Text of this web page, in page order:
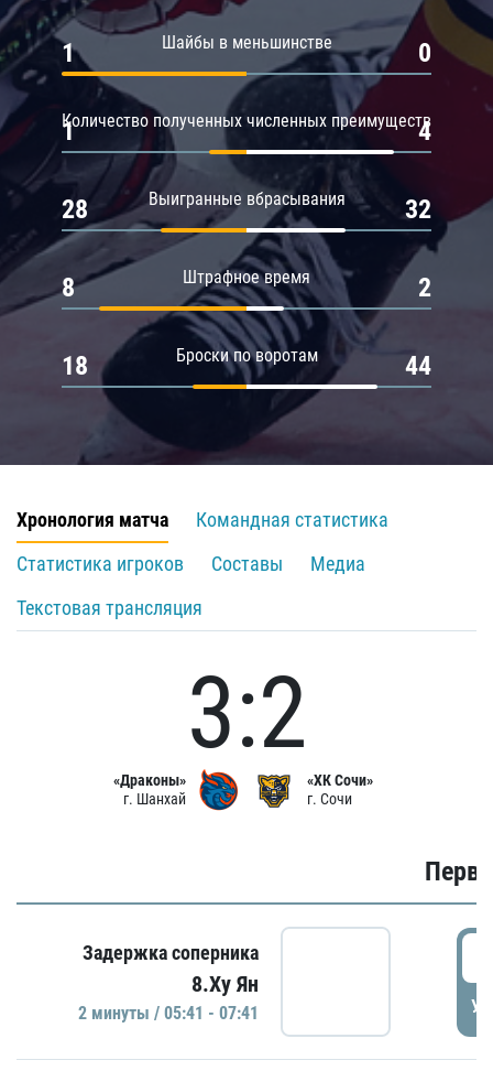
Шайбы в меньшинстве
1 0
Количество полученных численных преимуществ
1 4
Выигранные вбрасывания
28 32
Штрафное время
8 2
Броски по воротам
18 44
Хронология матча
Командная статистика
Статистика игроков
Составы
Медиа
Текстовая трансляция
«Драконы»
г. Шанхай
3:2
«ХК Сочи»
г. Сочи
Задержка соперника
8.Ху Ян
2 минуты / 05:41 - 07:41